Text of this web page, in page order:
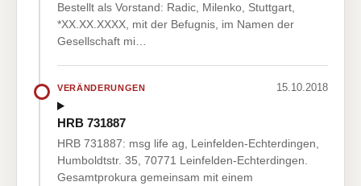
Bestellt als Vorstand: Radic, Milenko, Stuttgart,
*XX.XX.XXXX, mit der Befugnis, im Namen der
Gesellschaft mi…
VERÄNDERUNGEN 15.10.2018
HRB 731887
HRB 731887: msg life ag, Leinfelden-Echterdingen,
Humboldtstr. 35, 70771 Leinfelden-Echterdingen.
Gesamtprokura gemeinsam mit einem